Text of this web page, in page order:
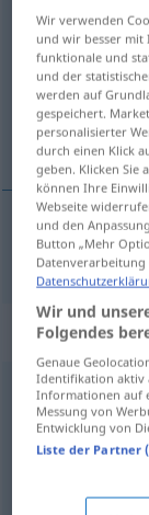
unschön
Übersicht
(Für mehr Details
uskøn
uskøn
unangenehm,
hässlich
Wir verwenden
und wir besser mit
funktionale und
und der
werden auf
gespeichert.
personalisierter
durch einen Klick
geben. Klicken Sie
können Ihre
Webseite
und den
Button „Mehr
Datenverarbeitung
Wir und
Folgendes
Genaue
Identifikation aktiv
Informationen auf
Messung von
Entwicklung von
Liste der Partner